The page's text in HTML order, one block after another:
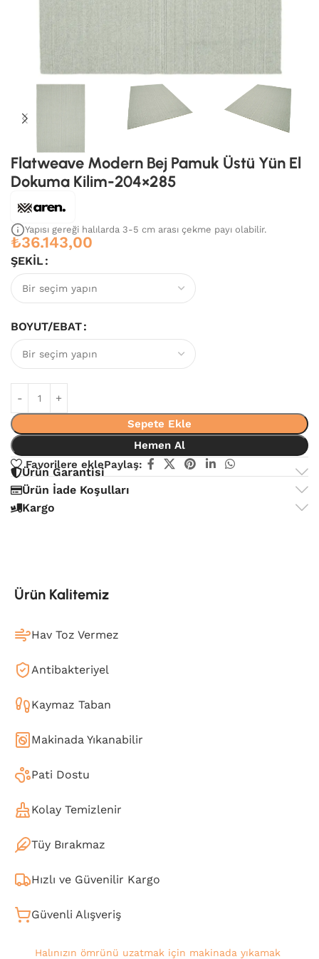
Flatweave Modern Bej Pamuk Üstü Yün El
Dokuma Kilim-204×285
Yapısı gereği halılarda 3-5 cm arası çekme payı olabilir.
₺36.143,00
ŞEKIL
BOYUT/EBAT
Sepete Ekle
Hemen Al
Favorilere eklePaylaş:
Ürün Garantisi
Ürün İade Koşulları
Kargo
Ürün Kalitemiz
Hav Toz Vermez
Antibakteriyel
Kaymaz Taban
Makinada Yıkanabilir
Pati Dostu
Kolay Temizlenir
Tüy Bırakmaz
Hızlı ve Güvenilir Kargo
Güvenli Alışveriş
Halınızın ömrünü uzatmak için makinada yıkamak